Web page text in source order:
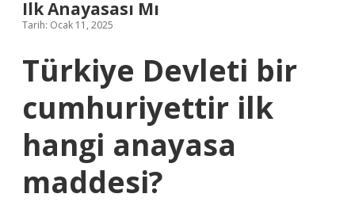
Ilk Anayasası Mı
Tarih: Ocak 11, 2025
Türkiye Devleti bir
cumhuriyettir ilk
hangi anayasa
maddesi?